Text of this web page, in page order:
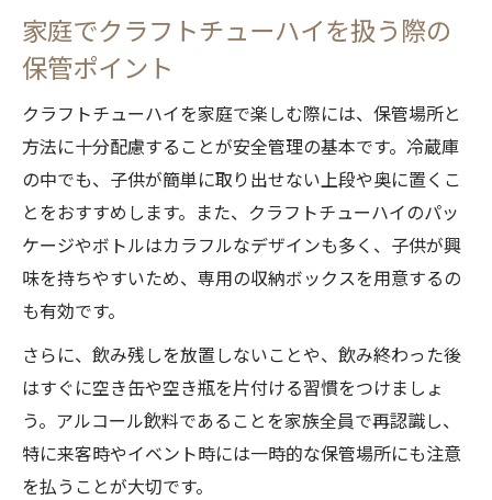
家飲み時クラフトチューハイの置き場所に
配慮しよう
クラフトチューハイを飲む大人と子供の適
切な距離の保ち方
クラフトチューハイを子供の目に触れない
工夫と実践例
クラフトチューハイの存在を子供にどう説
明するか
クラフトチューハイの基礎知識と家庭で守るべ
きこと
クラフトチューハイの基本と家庭での取扱
い注意点
クラフトチューハイの特徴と子供を守る基
本マナー
家庭でクラフトチューハイを扱う際の
保管ポイント
クラフトチューハイを家庭で楽しむ際には、保管場所と
方法に十分配慮することが安全管理の基本です。冷蔵庫
の中でも、子供が簡単に取り出せない上段や奥に置くこ
とをおすすめします。また、クラフトチューハイのパッ
ケージやボトルはカラフルなデザインも多く、子供が興
味を持ちやすいため、専用の収納ボックスを用意するの
も有効です。
さらに、飲み残しを放置しないことや、飲み終わった後
はすぐに空き缶や空き瓶を片付ける習慣をつけましょ
う。アルコール飲料であることを家族全員で再認識し、
特に来客時やイベント時には一時的な保管場所にも注意
を払うことが大切です。